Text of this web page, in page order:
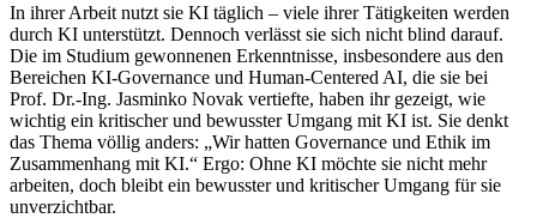
In ihrer Arbeit nutzt sie KI täglich – viele ihrer Tätigkeiten werden
durch KI unterstützt. Dennoch verlässt sie sich nicht blind darauf.
Die im Studium gewonnenen Erkenntnisse, insbesondere aus den
Bereichen KI-Governance und Human-Centered AI, die sie bei
Prof. Dr.-Ing. Jasminko Novak vertiefte, haben ihr gezeigt, wie
wichtig ein kritischer und bewusster Umgang mit KI ist. Sie denkt
das Thema völlig anders: „Wir hatten Governance und Ethik im
Zusammenhang mit KI.“ Ergo: Ohne KI möchte sie nicht mehr
arbeiten, doch bleibt ein bewusster und kritischer Umgang für sie
unverzichtbar.